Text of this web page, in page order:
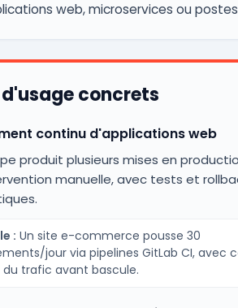
web, microservices ou
concrets
continu d'applications web
produit plusieurs mises en
manuelle, avec tests et
: Un site e-commerce pousse 30
jour via pipelines GitLab CI, avec
du trafic avant bascule.